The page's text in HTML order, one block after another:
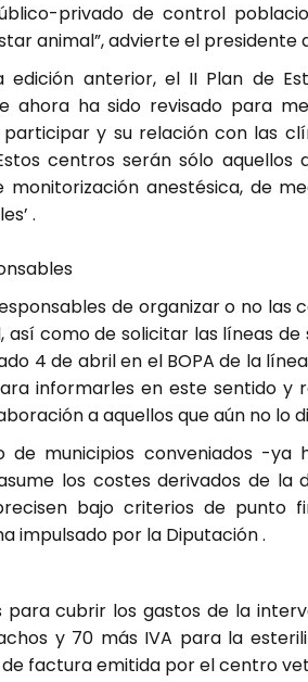
privado de control
animal”, advierte el presidente
anterior, el II Plan de
ahora ha sido revisado para
y su relación con las
centros serán sólo aquellos
monitorización anestésica, de
.
de organizar o no las
así como de solicitar las líneas
4 de abril en el BOPA de la
informarles en este sentido
a aquellos que aún no lo
de municipios conveniados -ya
los costes derivados de la
bajo criterios de punto
impulsado por la Diputación .
para cubrir los gastos de la
y 70 más IVA para la
factura emitida por el centro